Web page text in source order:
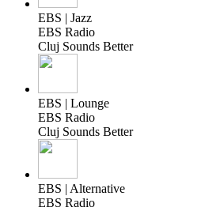
EBS | Jazz
EBS Radio
Cluj Sounds Better
EBS | Lounge
EBS Radio
Cluj Sounds Better
EBS | Alternative
EBS Radio